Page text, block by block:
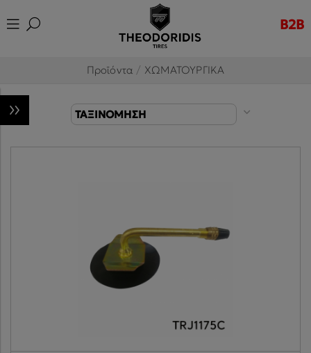
B2B
Προϊόντα / ΧΩΜΑΤΟΥΡΓΙΚΑ
ΤΑΞΙΝΟΜΗΣΗ